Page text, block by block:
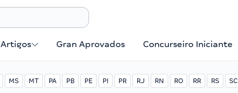
Artigos Gran Aprovados Concurseiro Iniciante
MS MT PA PB PE PI PR RJ RN RO RR RS SC